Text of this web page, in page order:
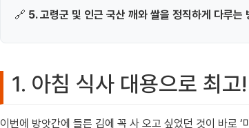
🔗 5. 고령군 및 인근 국산 깨와 쌀을 정직하게 다루는
1. 아침 식사 대용으로 최
이번에 방앗간에 들른 김에 꼭 사 오고 싶었던 것이 바로